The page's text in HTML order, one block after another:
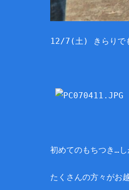
12/7(土) きらりで
初めてのもちつき…
たくさんの方々がお